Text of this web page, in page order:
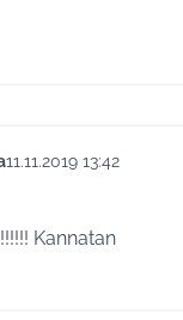
11.11.2019 13:42
Kannatan